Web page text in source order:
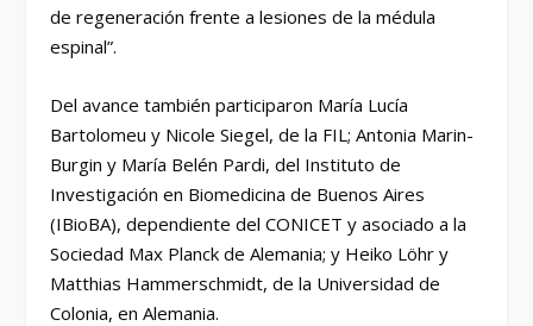
de regeneración frente a lesiones de la médula
espinal”.
Del avance también participaron María Lucía
Bartolomeu y Nicole Siegel, de la FIL; Antonia Marin-
Burgin y María Belén Pardi, del Instituto de
Investigación en Biomedicina de Buenos Aires
(IBioBA), dependiente del CONICET y asociado a la
Sociedad Max Planck de Alemania; y Heiko Löhr y
Matthias Hammerschmidt, de la Universidad de
Colonia, en Alemania.